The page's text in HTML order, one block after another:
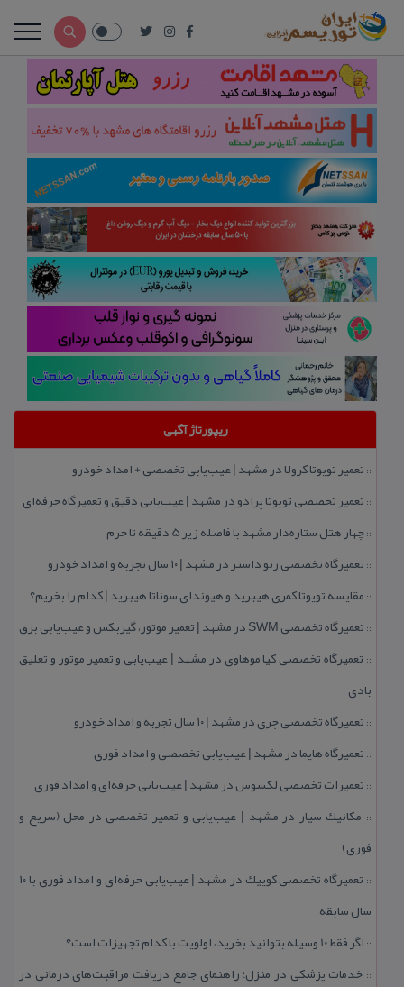
ریپورتاژ آگهی
:: تعمیر تویوتا كرولا در مشهد | عیب‌یابی تخصصی + امداد خودرو
:: تعمیر تخصصی تویوتا پرادو در مشهد | عیب‌یابی دقیق و تعمیرگاه حرفه‌ای
::چهار هتل‌ ستاره‌دار مشهد با فاصله زیر 5 دقیقه تا حرم
:: تعمیرگاه تخصصی رنو داستر در مشهد | ۱۰ سال تجربه و امداد خودرو
:: مقایسه تویوتا كمری هیبرید و هیوندای سوناتا هیبرید | كدام را بخریم؟
:: تعمیرگاه تخصصی SWM در مشهد | تعمیر موتور، گیربكس و عیب‌یابی برق
:: تعمیرگاه تخصصی كیا موهاوی در مشهد | عیب‌یابی و تعمیر موتور و تعلیق
بادی
:: تعمیرگاه تخصصی چری در مشهد | ۱۰ سال تجربه و امداد خودرو
:: تعمیرگاه هایما در مشهد | عیب‌یابی تخصصی و امداد فوری
:: تعمیرات تخصصی لكسوس در مشهد | عیب‌یابی حرفه‌ای و امداد فوری
:: مكانیك سیار در مشهد | عیب‌یابی و تعمیر تخصصی در محل (سریع و
فوری)
::
تعمیرگاه تخصصی كوییك در مشهد | عیب‌یابی حرفه‌ای و امداد فوری با ۱۰
سال سابقه
:: اگر فقط 10 وسیله بتوانید بخرید، اولویت با كدام تجهیزات است؟
:: خدمات پزشكی در منزل؛ راهنمای جامع دریافت مراقبت‌های درمانی در